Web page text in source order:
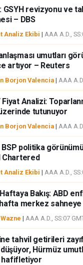
doğrudan yada dolaylı
kar kaybı herhangi bir
da hasar için sorumluluk
GSYH revizyonu ve
– DBS
Analiz Ekibi | AAA A.D.,
umutları
artıyor – Reuters
Borjon Valencia| AAA
Fiyat Analizi:
tutunuyor
Borjon Valencia| AAA
BSP politika
Chartered
Analiz Ekibi | AAA A.D.,
Bakış: ABD
merkez sahneye
| AAA A.D., SS:07
tahvil getirileri
düşüyor, Hürmüz